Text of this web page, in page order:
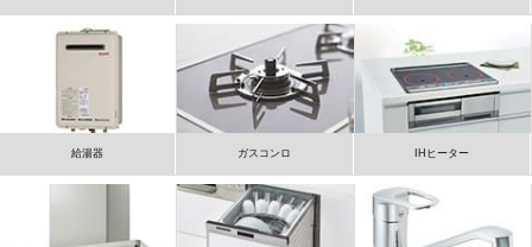
給湯器 ガスコンロ IHヒーター